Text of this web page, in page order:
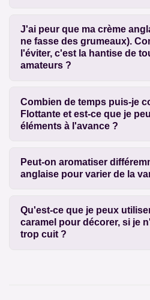
J'ai peur que ma crème
ne fasse des grumeaux).
l'éviter, c'est la hantise de
amateurs ?
Combien de temps puis-je
Flottante et est-ce que je
éléments à l'avance ?
Peut-on aromatiser
anglaise pour varier de la
Qu'est-ce que je peux
caramel pour décorer, si je
trop cuit ?